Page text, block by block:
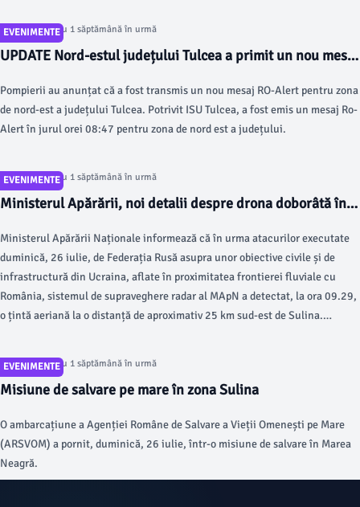
EVENIMENTE
Articol postat cu 1 săptămână în urmă
UPDATE Nord-estul județului Tulcea a primit un nou mesaj
Pompierii au anunțat că a fost transmis un nou mesaj RO-Alert pentru zona
de nord-est a județului Tulcea. Potrivit ISU Tulcea, a fost emis un mesaj Ro-
Alert în jurul orei 08:47 pentru zona de nord est a județului.
EVENIMENTE
Articol postat cu 1 săptămână în urmă
Ministerul Apărării, noi detalii despre drona doborâtă în
Ministerul Apărării Naționale informează că în urma atacurilor executate
duminică, 26 iulie, de Federația Rusă asupra unor obiective civile și de
infrastructură din Ucraina, aflate în proximitatea frontierei fluviale cu
România, sistemul de supraveghere radar al MApN a detectat, la ora 09.29,
o țintă aeriană la o distanță de aproximativ 25 km sud-est de Sulina.
decolat la ora 09.32 pentru monitorizarea situației.
EVENIMENTE
Articol postat cu 1 săptămână în urmă
Misiune de salvare pe mare în zona Sulina
O ambarcațiune a Agenției Române de Salvare a Vieții Omenești pe Mare
(ARSVOM) a pornit, duminică, 26 iulie, într-o misiune de salvare în Marea
Neagră.